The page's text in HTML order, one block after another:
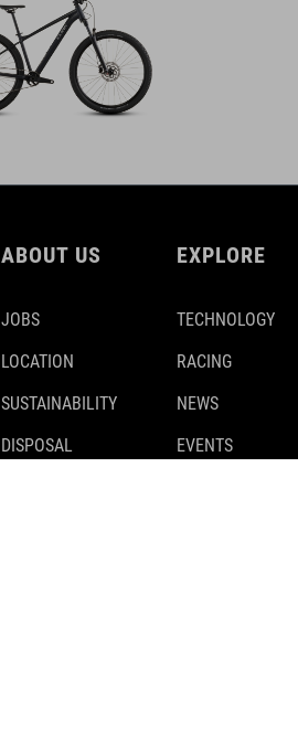
ABOUT US
JOBS
LOCATION
SUSTAINABILITY
DISPOSAL
EXPLORE
TECHNOLOGY
RACING
NEWS
EVENTS